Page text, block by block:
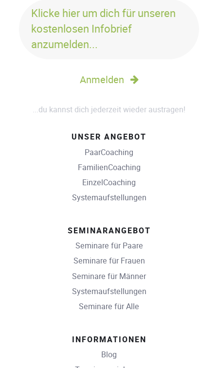
Klicke hier um dich für unseren
kostenlosen Infobrief
anzumelden...
Anmelden
...du kannst dich jederzeit wieder austragen!
UNSER ANGEBOT
PaarCoaching
FamilienCoaching
EinzelCoaching
Systemaufstellungen
SEMINARANGEBOT
Seminare für Paare
Seminare für Frauen
Seminare für Männer
Systemaufstellungen
Seminare für Alle
INFORMATIONEN
Blog